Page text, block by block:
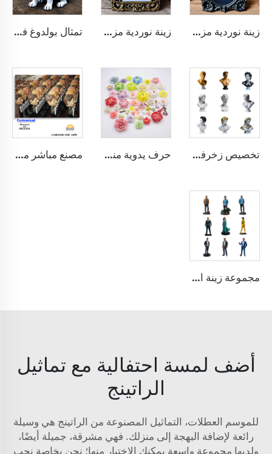
زينة نوردية مزخرفة على الحائط إطار صورة بارز من الراتينج مقاس A4 أسود زينة نوردية مزخرفة إطار صورة بارز من الراتينج مقاس A4 تمثال بولدوغ فرنسي من مادة الراتنج كديكور ليوم الموتى
تخصيص زخرفة فنية حديثة للمنزل تمثال راتنجي نصفي حرف يدوية منزلية فن 3D على الجدار زهرة فخارية قبور زخرفية مصنع مباشر مزود الحرف اليدوية المخصصة الجودة العالية المهنية OEM وODM من الراتينج السيراميك الحرف
مجموعة زينة المنزل بشخصيات أكشن مصغرة ثلاثية الأبعاد
أضف لمسة احتفالية مع تماثيل
الراتينج
للموسم العطلات، التماثيل المصنوعة من الراتينج هي وسيلة
رائعة لإضافة البهجة إلى منزلك. فهي مشرقة، جميلة أيضًا،
ولديها مجموعة واسعة يمكنك الاختيار منها؛ نحن بخاصة نحب